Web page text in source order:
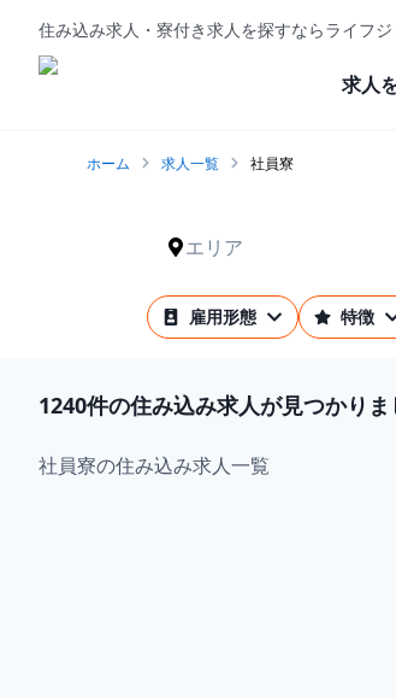
住み込み求人・寮付き求人を探すならライフ
求人
ホーム 求人一覧 社員寮
エリア
雇用形態 特徴
1240件の住み込み求人が見つかりま
社員寮の住み込み求人一覧